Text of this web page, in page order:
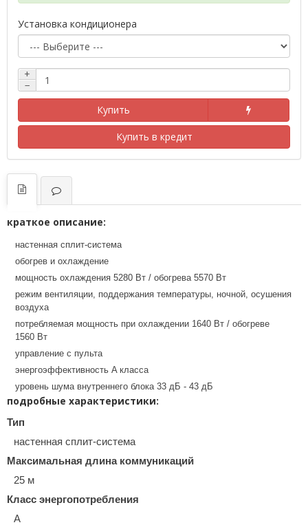
Установка кондиционера
+
−
Купить
Купить в кредит
краткое описание:
настенная сплит-система
обогрев и охлаждение
мощность охлаждения 5280 Вт / обогрева 5570 Вт
режим вентиляции, поддержания температуры, ночной, осушения
воздуха
потребляемая мощность при охлаждении 1640 Вт / обогреве
1560 Вт
управление с пульта
энергоэффективность A класса
уровень шума внутреннего блока 33 дБ - 43 дБ
подробные характеристики:
Тип
настенная сплит-система
Максимальная длина коммуникаций
25 м
Класс энергопотребления
A